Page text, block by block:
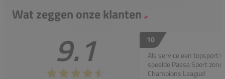
Wat zeggen onze klanten
9.1
10
Als service een topsport
speelde Passa Sport
Champions League!